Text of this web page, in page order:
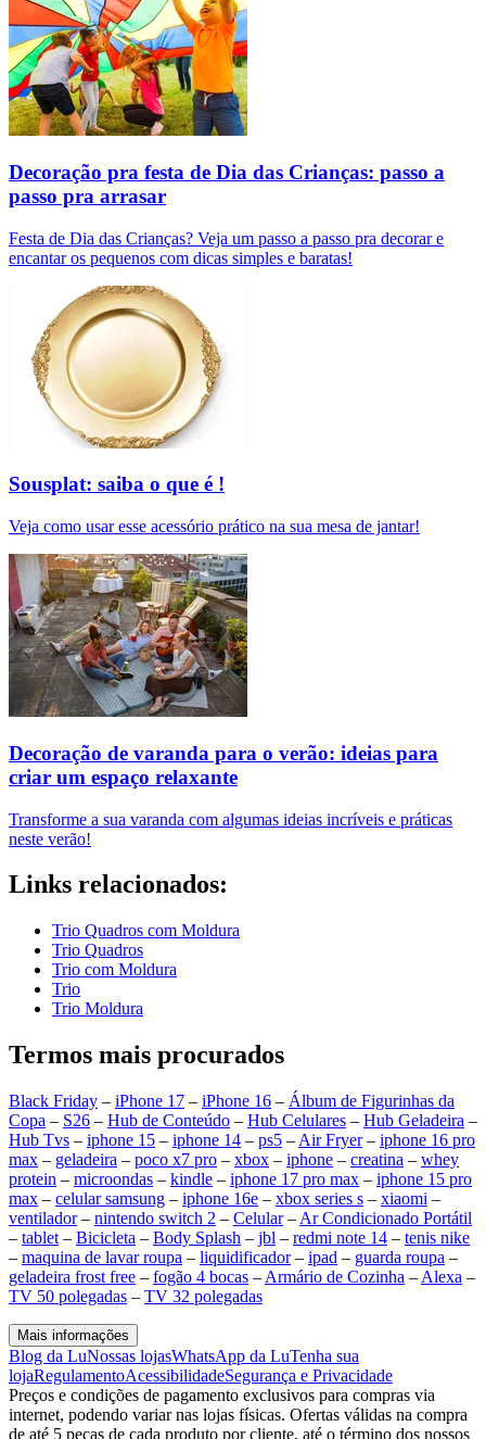
Decoração pra festa de Dia das Crianças: passo a
passo pra arrasar
Festa de Dia das Crianças? Veja um passo a passo pra decorar e
encantar os pequenos com dicas simples e baratas!
Sousplat: saiba o que é !
Veja como usar esse acessório prático na sua mesa de jantar!
Decoração de varanda para o verão: ideias para
criar um espaço relaxante
Transforme a sua varanda com algumas ideias incríveis e práticas
neste verão!
Links relacionados:
Trio Quadros com Moldura
Trio Quadros
Trio com Moldura
Trio
Trio Moldura
Termos mais procurados
Black Friday – iPhone 17 – iPhone 16 – Álbum de Figurinhas da
Copa – S26 – Hub de Conteúdo – Hub Celulares – Hub Geladeira –
Hub Tvs – iphone 15 – iphone 14 – ps5 – Air Fryer– iphone 16 pro
max – geladeira – poco x7 pro – xbox – iphone – creatina – whey
protein – microondas – kindle – iphone 17 pro max – iphone 15 pro
max – celular samsung – iphone 16e – xbox series s – xiaomi –
ventilador– nintendo switch 2 – Celular– Ar Condicionado Portátil
– tablet – Bicicleta – Body Splash – jbl – redmi note 14 – tenis nike
– maquina de lavar roupa – liquidificador– ipad – guarda roupa –
geladeira frost free – fogão 4 bocas – Armário de Cozinha – Alexa –
TV 50 polegadas – TV 32 polegadas
Mais informações
Blog da LuNossas lojasWhatsApp da LuTenha sua
lojaRegulamentoAcessibilidadeSegurança e Privacidade
Preços e condições de pagamento exclusivos para compras via
internet, podendo variar nas lojas físicas. Ofertas válidas na compra
de até 5 peças de cada produto por cliente, até o término dos nossos